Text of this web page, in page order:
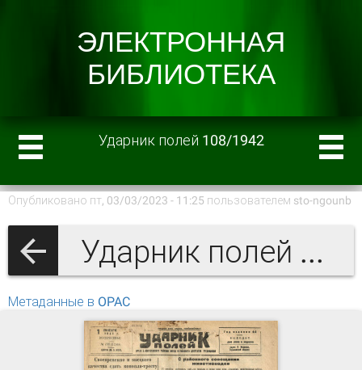
Ударник полей 108/1942
Опубликовано пт, 03/03/2023 - 11:25 пользователем sto-ngounb
Ударник полей 1942 г.
Метаданные в OPAC